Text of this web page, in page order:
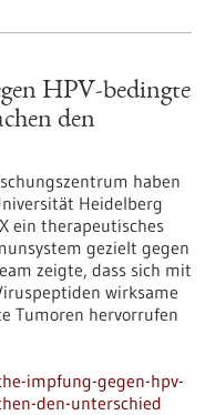
HPV-bedingte
den
haben
Heidelberg
ein therapeutisches
gezielt gegen
zeigte, dass sich mit
wirksame
Tumoren hervorrufen
impfung-gegen-hpv-
den-unterschied